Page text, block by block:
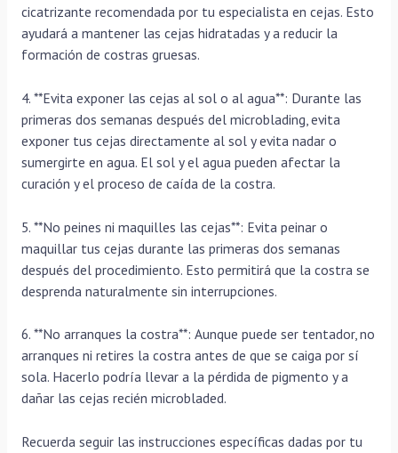
cicatrizante recomendada por tu especialista en cejas. Esto
ayudará a mantener las cejas hidratadas y a reducir la
formación de costras gruesas.
4. **Evita exponer las cejas al sol o al agua**: Durante las
primeras dos semanas después del microblading, evita
exponer tus cejas directamente al sol y evita nadar o
sumergirte en agua. El sol y el agua pueden afectar la
curación y el proceso de caída de la costra.
5. **No peines ni maquilles las cejas**: Evita peinar o
maquillar tus cejas durante las primeras dos semanas
después del procedimiento. Esto permitirá que la costra se
desprenda naturalmente sin interrupciones.
6. **No arranques la costra**: Aunque puede ser tentador, no
arranques ni retires la costra antes de que se caiga por sí
sola. Hacerlo podría llevar a la pérdida de pigmento y a
dañar las cejas recién microbladed.
Recuerda seguir las instrucciones específicas dadas por tu